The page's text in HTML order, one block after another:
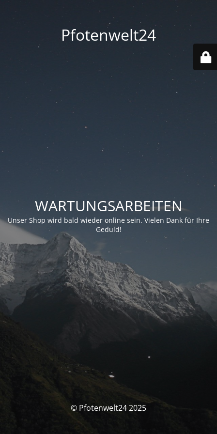
Pfotenwelt24
WARTUNGSARBEITEN
Unser Shop wird bald wieder online sein. Vielen Dank für Ihre
Geduld!
© Pfotenwelt24 2025